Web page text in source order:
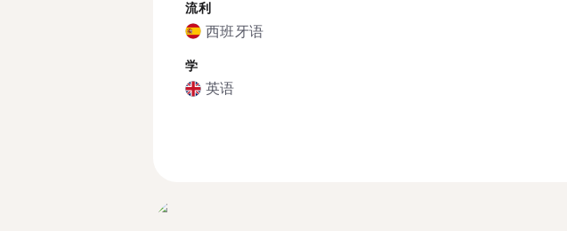
流利
西班牙语
学
英语